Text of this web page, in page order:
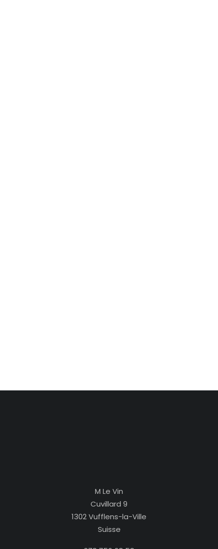
M Le Vin
Cuvillard 9
1302 Vufflens-la-Ville
Suisse